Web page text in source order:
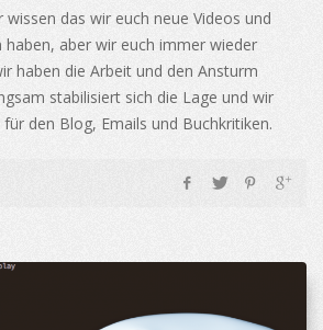
wissen das wir euch neue Videos und
aber wir euch immer wieder
haben die Arbeit und den Ansturm
stabilisiert sich die Lage und wir
den Blog, Emails und Buchkritiken.